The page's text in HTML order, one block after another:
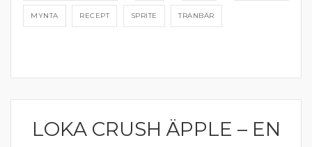
MYNTA RECEPT SPRITE TRANBÄR
ALKOHOLFRITT
LOKA CRUSH ÄPPLE – EN